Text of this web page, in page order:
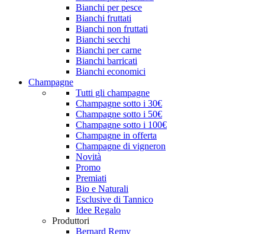
Bianchi per pesce
Bianchi fruttati
Bianchi non fruttati
Bianchi secchi
Bianchi per carne
Bianchi barricati
Bianchi economici
Champagne
Tutti gli champagne
Champagne sotto i 30€
Champagne sotto i 50€
Champagne sotto i 100€
Champagne in offerta
Champagne di vigneron
Novità
Promo
Premiati
Bio e Naturali
Esclusive di Tannico
Idee Regalo
Produttori
Bernard Remy